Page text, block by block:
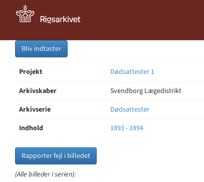
Bliv indtaster
Projekt
Dødsattester 1
Arkivskaber
Svendborg Lægedistrikt
Arkivserie
Dødsattester
Indhold
1893 - 1894
Rapporter fejl i billedet
(Alle billeder i serien):